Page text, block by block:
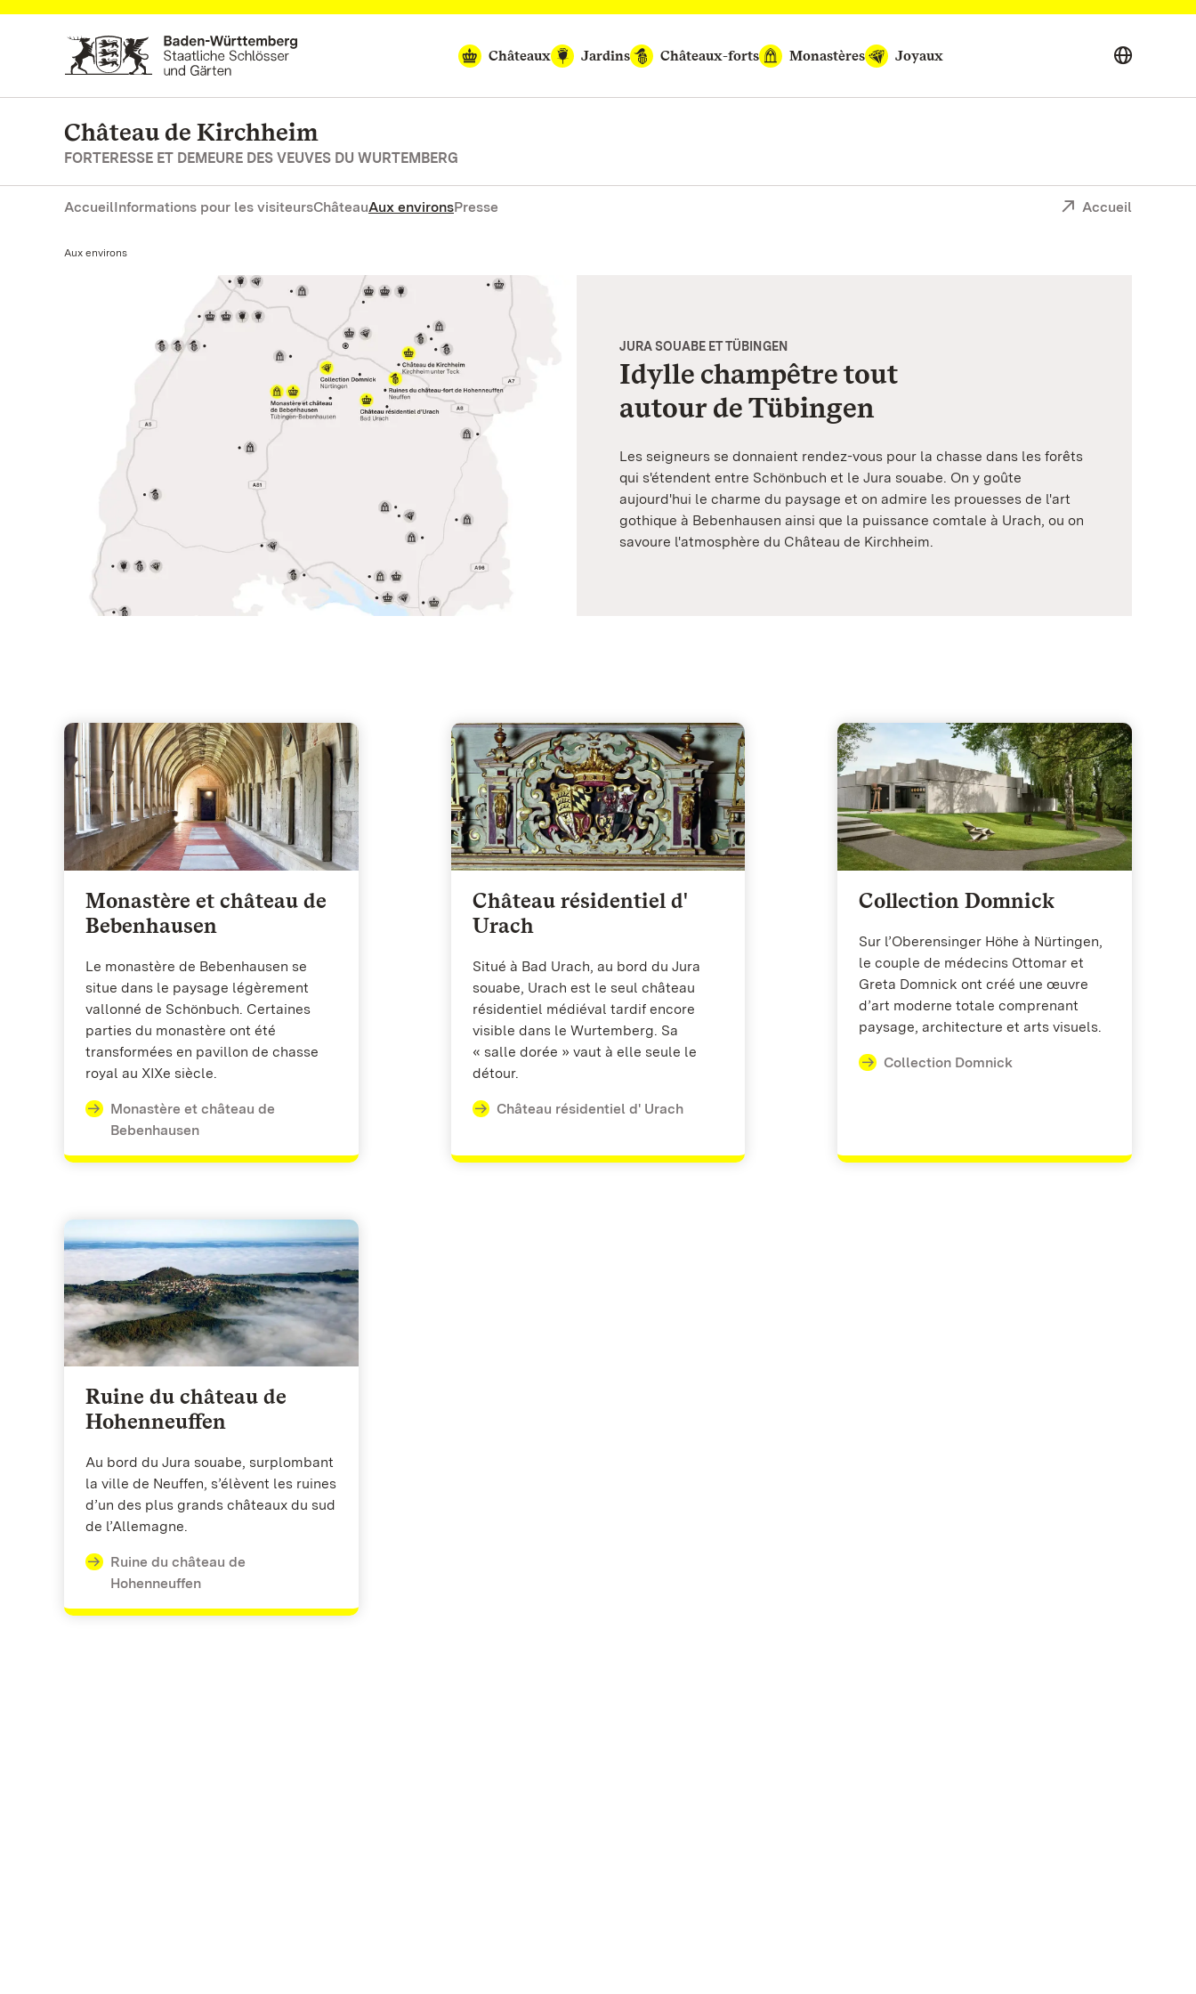
Vers la page d’accueil
Châteaux
Jardins Châteaux-forts Monastères Joyaux
Château de Kirchheim
FORTERESSE ET DEMEURE DES VEUVES DU WURTEMBERG
AccueilInformations pour les visiteursChâteauAux environsPresse Accueil
Actuel:
Aux environs
JURA SOUABE ET TÜBINGEN
Idylle champêtre tout
autour de Tübingen
Les seigneurs se donnaient rendez-vous pour la chasse dans les forêts
qui s'étendent entre Schönbuch et le Jura souabe. On y goûte
aujourd'hui le charme du paysage et on admire les prouesses de l'art
gothique à Bebenhausen ainsi que la puissance comtale à Urach, ou on
savoure l'atmosphère du Château de Kirchheim.
Monastère et château de
Bebenhausen
Le monastère de Bebenhausen se
situe dans le paysage légèrement
vallonné de Schönbuch. Certaines
parties du monastère ont été
transformées en pavillon de chasse
royal au XIXe siècle.
Monastère et château de
Bebenhausen
Château résidentiel d'
Urach
Situé à Bad Urach, au bord du Jura
souabe, Urach est le seul château
résidentiel médiéval tardif encore
visible dans le Wurtemberg. Sa
« salle dorée » vaut à elle seule le
détour.
Château résidentiel d' Urach
Collection Domnick
Sur l’Oberensinger Höhe à Nürtingen,
le couple de médecins Ottomar et
Greta Domnick ont créé une œuvre
d’art moderne totale comprenant
paysage, architecture et arts visuels.
Collection Domnick
Ruine du château de
Hohenneuffen
Au bord du Jura souabe, surplombant
la ville de Neuffen, s’élèvent les ruines
d’un des plus grands châteaux du sud
de l’Allemagne.
Ruine du château de
Hohenneuffen